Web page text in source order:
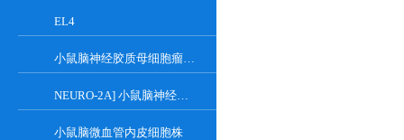
EL4
小鼠脑神经胶质母细胞瘤瘤株
NEURO-2A] 小鼠脑神经瘤细胞
小鼠脑微血管内皮细胞株